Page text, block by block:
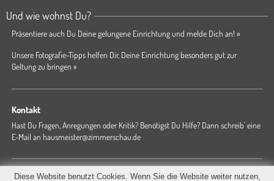
Und wie wohnst Du?
Präsentiere auch Du Deine gelungene Einrichtung und melde Dich an! »
Unsere Fotografie-Tipps helfen Dir, Deine Einrichtung besonders gut zur
Geltung zu bringen »
Kontakt
Hast Du Fragen, Anregungen oder Kritik? Benötigst Du Hilfe? Dann schreib' eine
E-Mail an hausmeister@zimmerschau.de
Forum Magazin AGB Presse Datenschutz Impressum
Diese Website benutzt Cookies. Wenn Sie die Website weiter nutzen,